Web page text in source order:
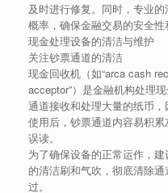
及时进行修复。同时，专业
概率，确保金融交易的安全性
现金处理设备的清洁与维护
关注钞票通道的清洁
现金回收机（如“arca cash
acceptor”）是金融机构处理
通道接收和处理大量的纸币
使用后，钞票通道内容易积
误读。
为了确保设备的正常运作，
的清洁刷和气吹，彻底清除
过。